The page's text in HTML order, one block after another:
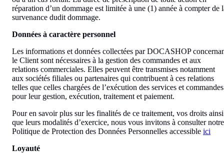
réparation d’un dommage est limitée à une (1) année à compter de
survenance dudit dommage.
Données à caractère personnel
Les informations et données collectées par DOCASHOP
le Client sont nécessaires à la gestion des commandes et aux
relations commerciales. Elles peuvent être transmises notamment
aux sociétés filiales ou partenaires qui contribuent à ces relations
telles que celles chargées de l’exécution des services et commandes
pour leur gestion, exécution, traitement et paiement.
Pour en savoir plus sur les finalités de ce traitement, vos droits ainsi
que leurs modalités d’exercice, nous vous invitons à consulter notre
Politique de Protection des Données Personnelles accessible ici
Loyauté